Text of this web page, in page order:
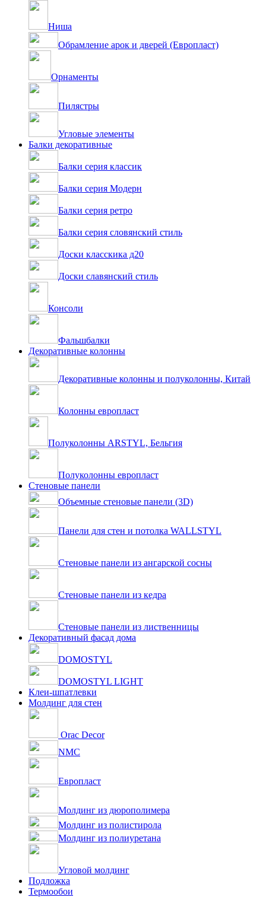
Ниша
Обрамление арок и дверей (Европласт)
Орнаменты
Пилястры
Угловые элементы
Балки декоративные
Балки серия классик
Балки серия Модерн
Балки серия ретро
Балки серия словянский стиль
Доски класскика д20
Доски славянский стиль
Консоли
Фальшбалки
Декоративные колонны
Декоративные колонны и полуколонны, Китай
Колонны европласт
Полуколонны ARSTYL, Бельгия
Полуколонны европласт
Стеновые панели
Объемные стеновые панели (3D)
Панели для стен и потолка WALLSTYL
Стеновые панели из ангарской сосны
Стеновые панели из кедра
Стеновые панели из лиственницы
Декоративный фасад дома
DOMOSTYL
DOMOSTYL LIGHT
Клеи-шпатлевки
Молдинг для стен
Orac Decor
NMC
Европласт
Молдинг из дюрополимера
Молдинг из полистирола
Молдинг из полиуретана
Угловой молдинг
Подложка
Термообои